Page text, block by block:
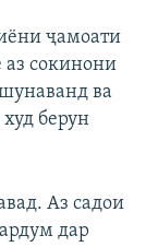
ҷамоати
аз сокинони
ва
берун
Аз садои
дар